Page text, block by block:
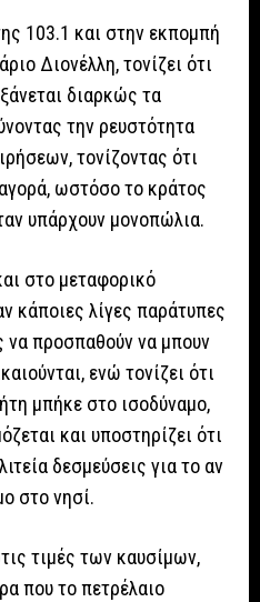
103.1 και στην εκπομπή
Διονέλλη, τονίζει ότι
διαρκώς τα
την ρευστότητα
τονίζοντας ότι
ωστόσο το κράτος
υπάρχουν μονοπώλια.
στο μεταφορικό
κάποιες λίγες παράτυπες
να προσπαθούν να μπουν
ενώ τονίζει ότι
μπήκε στο ισοδύναμο,
και υποστηρίζει ότι
δεσμεύσεις για το αν
στο νησί.
τιμές των καυσίμων,
που το πετρέλαιο